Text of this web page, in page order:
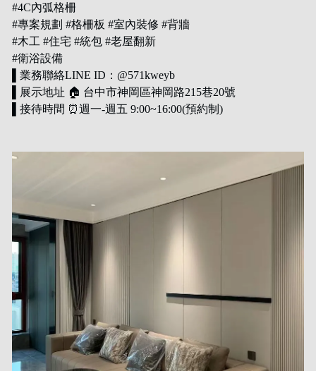
#4C內弧格柵
#專案規劃 #格柵板 #室內裝修 #背牆
#木工 #住宅 #統包 #老屋翻新
#衛浴設備
▌業務聯絡LINE ID：@571kweyb
▌展示地址 🏠 台中市神岡區神岡路215巷20號
▌接待時間 ⏰週一-週五 9:00~16:00(預約制)